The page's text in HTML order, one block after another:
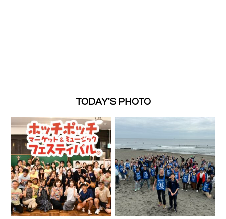
TODAY'S PHOTO